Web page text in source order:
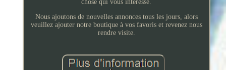
chose qui vous intéresse.
Nous ajoutons de nouvelles annonces tous les jours, alors
veuillez ajouter notre boutique à vos favoris et revenez nous
rendre visite.